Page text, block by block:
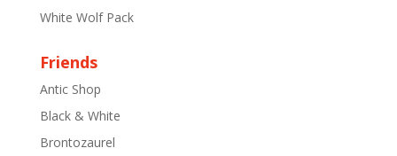
White Wolf Pack
Friends
Antic Shop
Black & White
Brontozaurel